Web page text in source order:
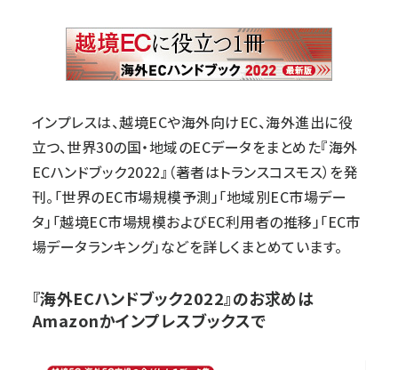
インプレスは、越境ECや海外向けEC、海外進出に役
立つ、世界30の国・地域のECデータをまとめた『海外
ECハンドブック2022』（著者はトランスコスモス）を発
刊。「世界のEC市場規模予測」「地域別EC市場デー
タ」「越境EC市場規模およびEC利用者の推移」「EC市
場データランキング」などを詳しくまとめています。
『海外ECハンドブック2022』のお求めは
Amazonかインプレスブックスで